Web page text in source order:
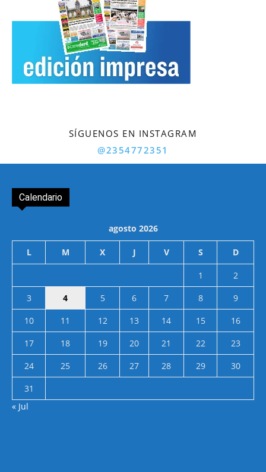
SÍGUENOS EN INSTAGRAM
@2354772351
Calendario
agosto 2026
L M X J V S D
1
2
3
4 5 6 7 8
9
10
11 12 13 14 15
16
17
18 19 20 21 22
23
24
25 26 27 28 29
30
31
« Jul